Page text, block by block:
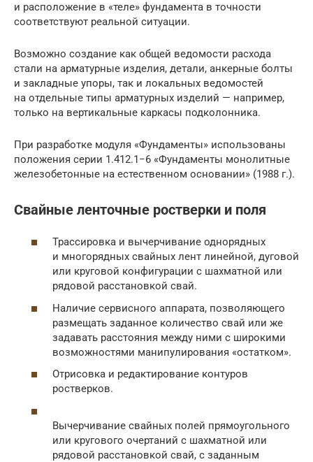
и расположение в «теле» фундамента в точности
соответствуют реальной ситуации.
Возможно создание как общей ведомости расхода
стали на арматурные изделия, детали, анкерные болты
и закладные упоры, так и локальных ведомостей
на отдельные типы арматурных изделий — например,
только на вертикальные каркасы подколонника.
При разработке модуля «Фундаменты» использованы
положения серии 1.412.1−6 «Фундаменты монолитные
железобетонные на естественном основании» (1988 г.).
Свайные ленточные ростверки и поля
Трассировка и вычерчивание однорядных
и многорядных свайных лент линейной, дуговой
или круговой конфигурации с шахматной или
рядовой расстановкой свай.
Наличие сервисного аппарата, позволяющего
размещать заданное количество свай или же
задавать расстояния между ними с широкими
возможностями манипулирования «остатком».
Отрисовка и редактирование контуров
ростверков.
Вычерчивание свайных полей прямоугольного
или кругового очертаний с шахматной или
рядовой расстановкой свай, с заданным